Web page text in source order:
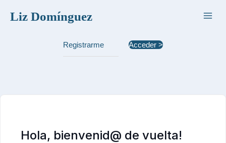
Liz Domínguez
Registrarme Acceder >
Hola, bienvenid@ de vuelta!